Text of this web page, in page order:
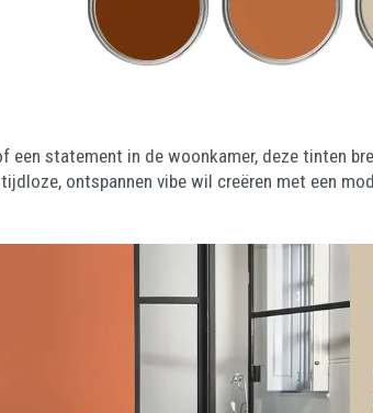
statement in de woonkamer, deze tinten
ontspannen vibe wil creëren met een